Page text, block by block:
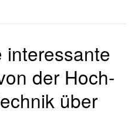
interessante
der Hoch-
über